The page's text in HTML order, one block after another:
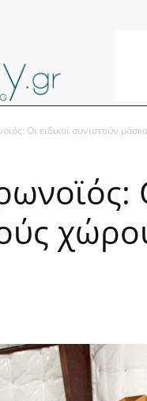
Οι ειδικοί συνιστούν